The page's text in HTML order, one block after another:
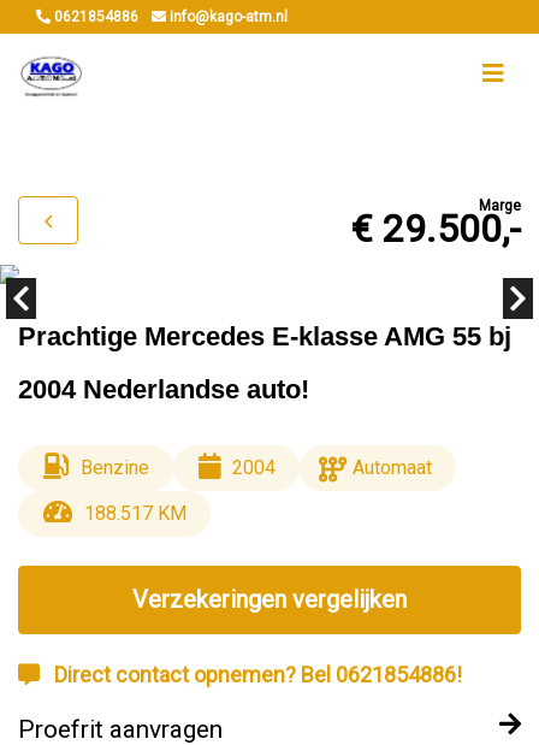
0621854886 info@kago-atm.nl
Marge
€ 29.500,-
Prachtige Mercedes E-klasse AMG 55 bj
2004 Nederlandse auto!
Benzine 2004
Automaat
188.517 KM
Verzekeringen vergelijken
Direct contact opnemen? Bel 0621854886!
Proefrit aanvragen